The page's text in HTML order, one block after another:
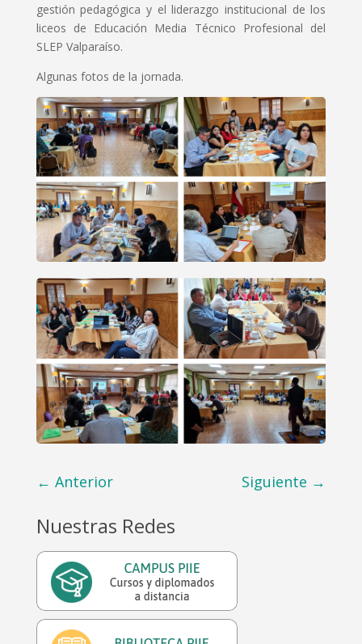
gestión pedagógica y el liderazgo institucional de los
liceos de Educación Media Técnico Profesional del
SLEP Valparaíso.
Algunas fotos de la jornada.
← Anterior Siguiente →
Nuestras Redes